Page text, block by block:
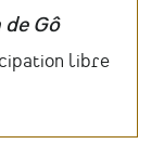
Gô
libre